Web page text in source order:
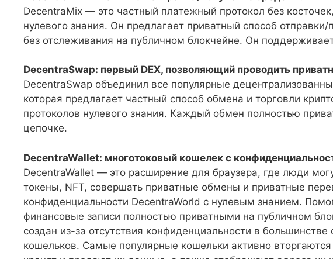
DecentraMix — это частный платежный протокол без
нулевого знания. Он предлагает приватный способ
без отслеживания на публичном блокчейне. Он
DecentraSwap: первый DEX, позволяющий проводить
DecentraSwap объединил все популярные
которая предлагает частный способ обмена и торговли
протоколов нулевого знания. Каждый обмен полностью
цепочке.
DecentraWallet: многотоковый кошелек с
DecentraWallet — это расширение для браузера, где люди
токены, NFT, совершать приватные обмены и приватные
конфиденциальности DecentraWorld с нулевым знанием.
финансовые записи полностью приватными на публичном
создан из-за отсутствия конфиденциальности в
кошельков. Самые популярные кошельки активно